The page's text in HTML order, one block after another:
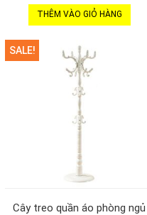
THÊM VÀO GIỎ HÀNG
SALE!
Cây treo quần áo phòng ngủ